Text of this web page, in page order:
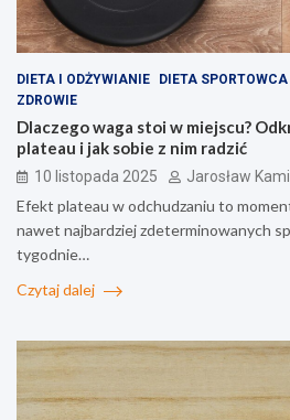
DIETA I ODŻYWIANIE DIETA SPORTOWCA
ZDROWIE
Dlaczego waga stoi w miejscu?
plateau i jak sobie z nim radzić
10 listopada 2025 Jarosław
Efekt plateau w odchudzaniu to
nawet najbardziej zdeterminowanych
tygodnie…
Czytaj dalej